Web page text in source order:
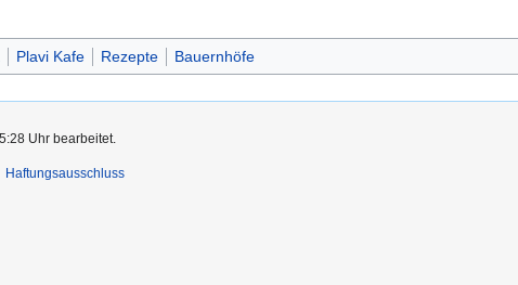
Plavi Kafe Rezepte Bauernhöfe
Uhr bearbeitet.
Haftungsausschluss